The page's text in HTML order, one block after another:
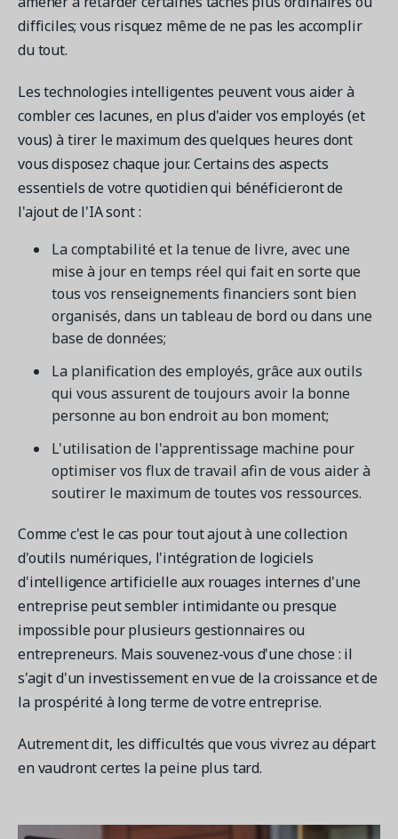
difficiles; vous risquez même de ne pas les accomplir
du tout.
Les technologies intelligentes peuvent vous aider à
combler ces lacunes, en plus d'aider vos employés (et
vous) à tirer le maximum des quelques heures dont
vous disposez chaque jour. Certains des aspects
essentiels de votre quotidien qui bénéficieront de
l'ajout de l'IA sont :
La comptabilité et la tenue de livre, avec une
mise à jour en temps réel qui fait en sorte que
tous vos renseignements financiers sont bien
organisés, dans un tableau de bord ou dans une
base de données;
La planification des employés, grâce aux outils
qui vous assurent de toujours avoir la bonne
personne au bon endroit au bon moment;
L'utilisation de l'apprentissage machine pour
optimiser vos flux de travail afin de vous aider à
soutirer le maximum de toutes vos ressources.
Comme c'est le cas pour tout ajout à une collection
d'outils numériques, l'intégration de logiciels
d'intelligence artificielle aux rouages internes d'une
entreprise peut sembler intimidante ou presque
impossible pour plusieurs gestionnaires ou
entrepreneurs. Mais souvenez-vous d'une chose : il
s'agit d'un investissement en vue de la croissance et de
la prospérité à long terme de votre entreprise.
Autrement dit, les difficultés que vous vivrez au départ
en vaudront certes la peine plus tard.